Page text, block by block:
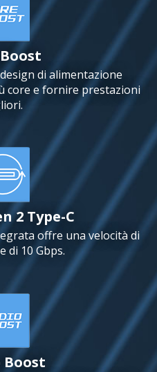
di alimentazione
core e fornire prestazioni
2 Type-C
offre una velocità di
di 10 Gbps.
Boost